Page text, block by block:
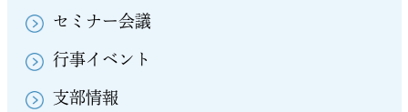
セミナー会議
行事イベント
支部情報